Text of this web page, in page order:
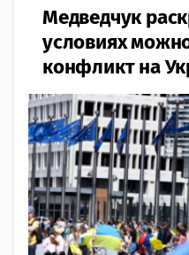
Медведчук
условиях
конфликт на